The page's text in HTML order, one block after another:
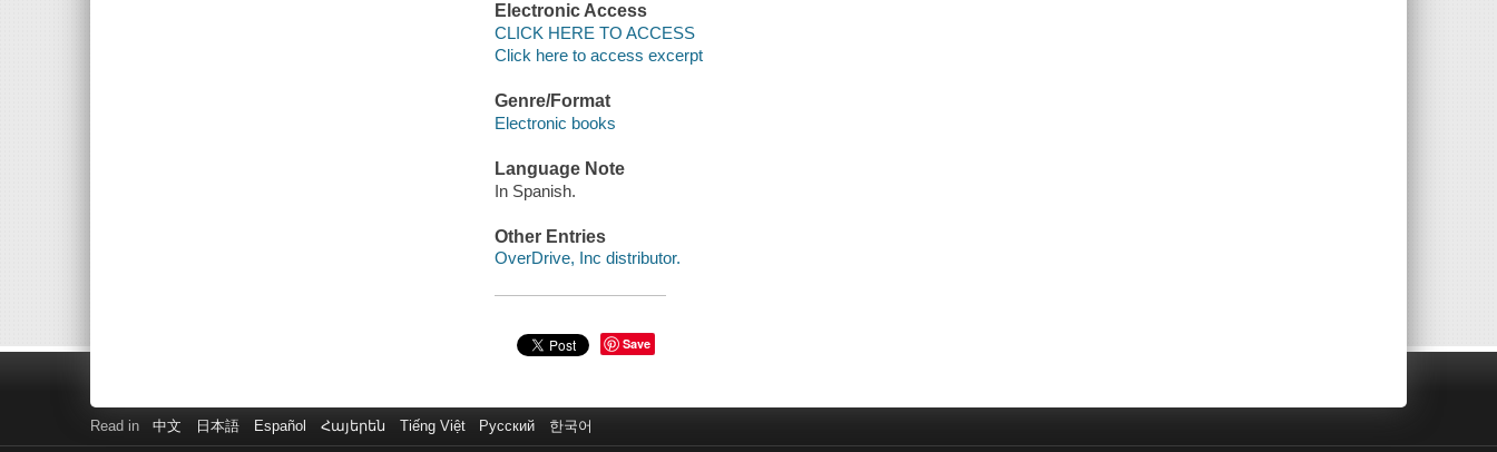
Electronic Access
CLICK HERE TO ACCESS
Click here to access excerpt
Genre/Format
Electronic books
Language Note
In Spanish.
Other Entries
OverDrive, Inc distributor.
Save
Read in 中文 日本語 Español Հայերեն Tiếng Việt Русский 한국어